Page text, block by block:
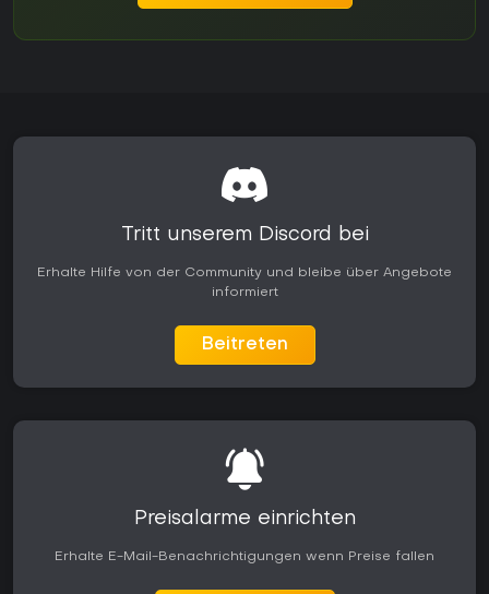
Tritt unserem Discord bei
Erhalte Hilfe von der Community und bleibe über Angebote
informiert
Beitreten
Preisalarme einrichten
Erhalte E-Mail-Benachrichtigungen wenn Preise fallen